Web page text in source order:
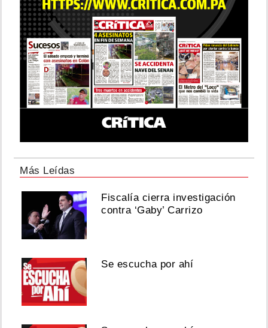
Más Leídas
Fiscalía cierra investigación
contra ‘Gaby’ Carrizo
Se escucha por ahí